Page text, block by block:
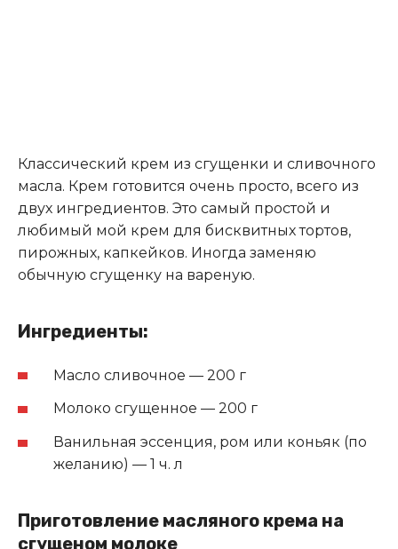
Классический крем из сгущенки и сливочного
масла. Крем готовится очень просто, всего из
двух ингредиентов. Это самый простой и
любимый мой крем для бисквитных тортов,
пирожных, капкейков. Иногда заменяю
обычную сгущенку на вареную.
Ингредиенты:
Масло сливочное — 200 г
Молоко сгущенное — 200 г
Ванильная эссенция, ром или коньяк (по
желанию) — 1 ч. л
Приготовление масляного крема на
сгущеном молоке